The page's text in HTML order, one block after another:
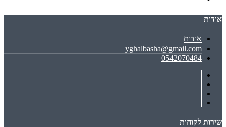
אודות
אודות
yghalbasha@gmail.com
0542070484
שירות לקוחות